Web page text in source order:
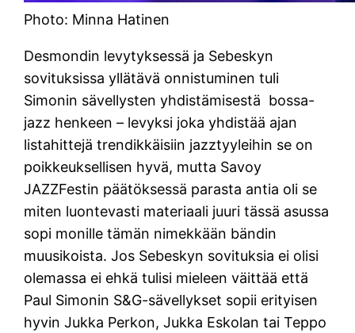
Photo: Minna Hatinen
Desmondin levytyksessä ja Sebeskyn
sovituksissa yllätävä onnistuminen tuli
Simonin sävellysten yhdistämisestä bossa-
jazz henkeen – levyksi joka yhdistää ajan
listahittejä trendikkäisiin jazztyyleihin se on
poikkeuksellisen hyvä, mutta Savoy
JAZZFestin päätöksessä parasta antia oli se
miten luontevasti materiaali juuri tässä asussa
sopi monille tämän nimekkään bändin
muusikoista. Jos Sebeskyn sovituksia ei olisi
olemassa ei ehkä tulisi mieleen väittää että
Paul Simonin S&G-sävellykset sopii erityisen
hyvin Jukka Perkon, Jukka Eskolan tai Teppo